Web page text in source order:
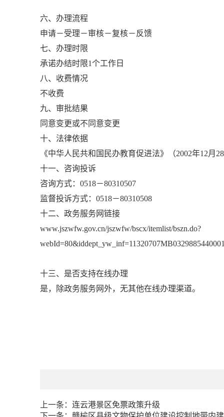
六、办理流程
申请－受理－审核－复核－反馈
七、办理时限
承诺办结时限1个工作日
八、收费情况
不收费
九、审批结果
同意变更或不同意变更
十、法律依据
《中华人民共和国民办教育促进法》（2002年12
十一、咨询投诉
咨询方式：0518－80310507
监督投诉方式：0518－80310508
十二、政务服务网链接
www.jszwfw.gov.cn/jszwfw/bscx/itemlist/bszn.do?
十三、是否支持在线办理
是，除政务服务网外，无其他在线办理渠道。
上一条： 连云港景区免票政策升级